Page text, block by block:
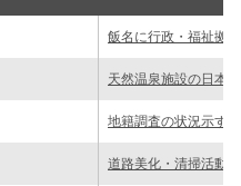
飯名に行政・福祉拠
天然温泉施設の日本
地籍調査の状況示す
道路美化・清掃活動